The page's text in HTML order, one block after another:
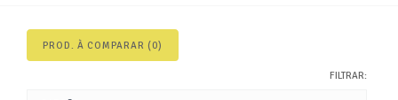
PROD. À COMPARAR (0)
FILTRAR: